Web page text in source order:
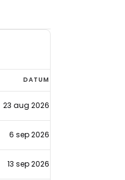
DATUM
23 aug 2026
6 sep 2026
13 sep 2026